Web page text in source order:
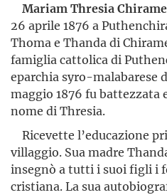
Mariam Thresia
26 aprile 1876 a
Thoma e Thanda di
famiglia cattolica di
eparchia syro-malabarese
maggio 1876 fu battezzata
nome di Thresia.
Ricevette l’educazione
villaggio. Sua madre
insegnò a tutti i suoi figli i
cristiana. La sua